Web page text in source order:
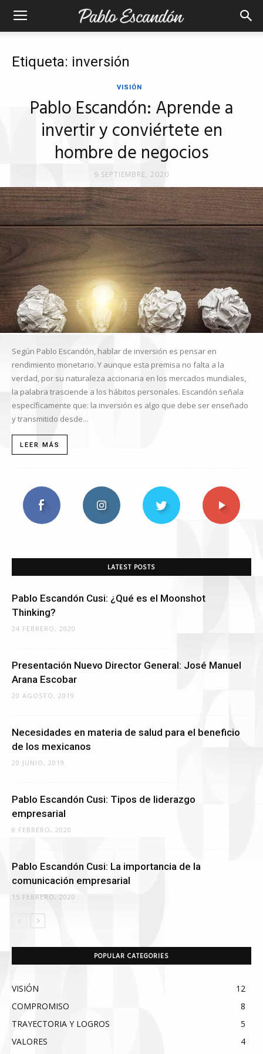
Etiqueta: inversión
VISIÓN
Pablo Escandón: Aprende a
invertir y conviértete en
hombre de negocios
9 SEPTIEMBRE, 2020
Según Pablo Escandón, hablar de inversión es pensar en
rendimiento monetario. Y aunque esta premisa no falta a la
verdad, por su naturaleza accionaria en los mercados mundiales,
la palabra trasciende a los hábitos personales. Escandón señala
específicamente que: la inversión es algo que debe ser enseñado
y transmitido desde...
LEER MÁS
LATEST POSTS
Pablo Escandón Cusi: ¿Qué es el Moonshot
Thinking?
24 FEBRERO, 2020
Presentación Nuevo Director General: José Manuel
Arana Escobar
20 AGOSTO, 2019
Necesidades en materia de salud para el beneficio
de los mexicanos
20 JUNIO, 2019
Pablo Escandón Cusi: Tipos de liderazgo
empresarial
8 FEBRERO, 2020
Pablo Escandón Cusi: La importancia de la
comunicación empresarial
15 FEBRERO, 2020
POPULAR CATEGORIES
VISIÓN
12
COMPROMISO
8
TRAYECTORIA Y LOGROS
5
VALORES
4